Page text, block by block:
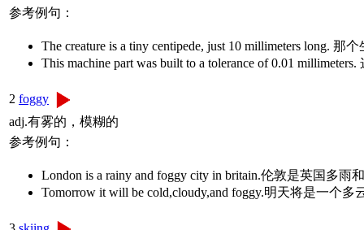
参考例句：
The creature is a tiny centipede, just 10 millimeters long.
This machine part was built to a tolerance of 0.01
2 foggy
adj.有雾的，模糊的
参考例句：
London is a rainy and foggy city in britain.伦敦是英国多雨
Tomorrow it will be cold,cloudy,and foggy.明天将是一个多